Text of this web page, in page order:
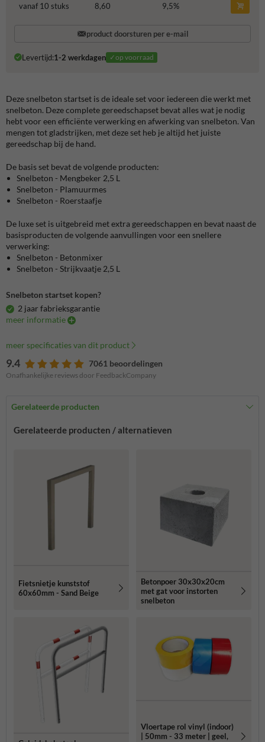
vanaf 10 stuks
8,60 9,5%
product doorsturen per e-mail
Levertijd:1-2 werkdagen ✓op voorraad
Deze snelbeton startset is de ideale set voor iedereen die werkt met
snelbeton. Deze complete gereedschapset bevat alles wat je nodig
hebt voor een efficiënte verwerking en afwerking van snelbeton. Van
mengen tot gladstrijken, met deze set heb je altijd het juiste
gereedschap bij de hand.
De basisset bevat de volgende producten:
Snelbeton - Mengbeker 2,5 L
Snelbeton - Plamuurmes
Snelbeton - Roerstaafje
De luxe set is uitgebreid met extra gereedschappen en bevat naast de
basisproducten de volgende aanvullingen voor een snellere
verwerking:
Snelbeton - Betonmixer
Snelbeton - Strijkvaatje 2,5 L
Snelbeton startset kopen?
2 jaar fabrieksgarantie
meer informatie
meer specificaties van dit product
9.4 7061 beoordelingen
Onafhankelijke reviews door FeedbackCompany
Gerelateerde producten
Gerelateerde producten / alternatieven
Fietsnietje kunststof
60x60mm - Sand Beige
Betonpoer 30x30x20cm
met gat voor instorten
snelbeton
Vloertape rol vinyl (indoor)
| 50mm - 33 meter | geel,